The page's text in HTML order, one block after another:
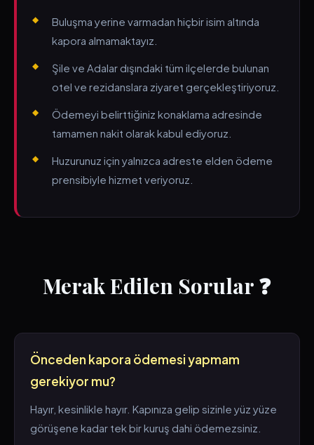
Buluşma yerine varmadan hiçbir isim altında
kapora almamaktayız.
Şile ve Adalar dışındaki tüm ilçelerde bulunan
otel ve rezidanslara ziyaret gerçekleştiriyoruz.
Ödemeyi belirttiğiniz konaklama adresinde
tamamen nakit olarak kabul ediyoruz.
Huzurunuz için yalnızca adreste elden ödeme
prensibiyle hizmet veriyoruz.
Merak Edilen Sorular ❓
Önceden kapora ödemesi yapmam
gerekiyor mu?
Hayır, kesinlikle hayır. Kapınıza gelip sizinle yüz yüze
görüşene kadar tek bir kuruş dahi ödemezsiniz.